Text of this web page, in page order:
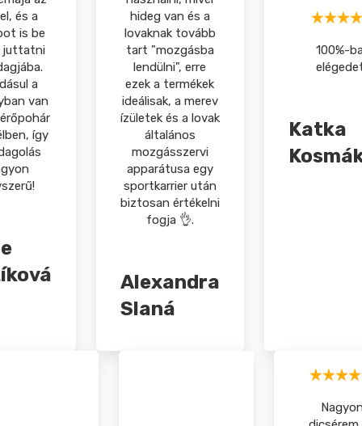
és a
is be
juttatni
a
van
így
hideg van és a
lovaknak tovább
tart "mozgásba
lendülni", erre
ezek a termékek
ideálisak, a merev
ízületek és a lovak
általános
mozgásszervi
apparátusa egy
sportkarrier után
biztosan értékelni
fogja 👌.
Alexandra
Slaná
100%-
Katka